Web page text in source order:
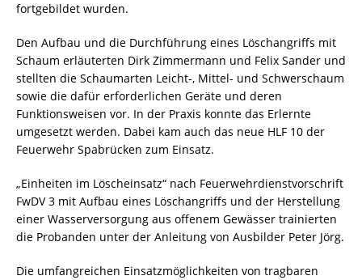
fortgebildet wurden.
Den Aufbau und die Durchführung eines Löschangriffs mit
Schaum erläuterten Dirk Zimmermann und Felix Sander und
stellten die Schaumarten Leicht-, Mittel- und Schwerschaum
sowie die dafür erforderlichen Geräte und deren
Funktionsweisen vor. In der Praxis konnte das Erlernte
umgesetzt werden. Dabei kam auch das neue HLF 10 der
Feuerwehr Spabrücken zum Einsatz.
„Einheiten im Löscheinsatz“ nach Feuerwehrdienstvorschrift
FwDV 3 mit Aufbau eines Löschangriffs und der Herstellung
einer Wasserversorgung aus offenem Gewässer trainierten
die Probanden unter der Anleitung von Ausbilder Peter Jörg.
Die umfangreichen Einsatzmöglichkeiten von tragbaren